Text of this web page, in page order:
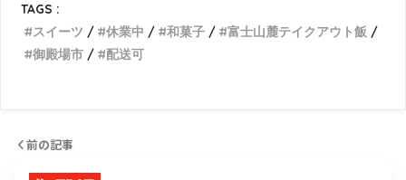
TAGS :
スイーツ
休業中 和菓子
富士山麓テイクアウト飯
御殿場市
配送可
前の記事